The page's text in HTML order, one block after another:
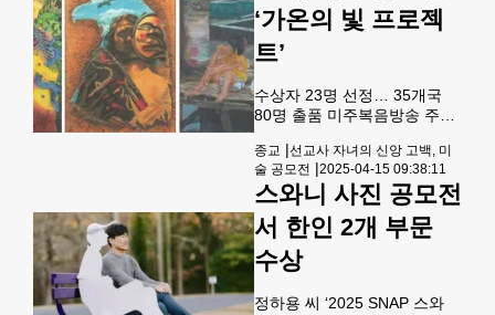
박유랑 교수가 참여한 공동연
구진은 망막 안저 사진으로
ADHD를 선별하는 AI를 개발
학령기 아동 5~8%가 보이는
신경발달장애다. 주의력 결핍
상으로 진단과 치료가 늦어지
면 학업, 사회적 관계, 정서적
발달에 영향을 미친다. ADHD
진단
‘가온의 빛 프로젝
트’
수상자 23명 선정… 35개국
80명 출품 미주복음방송 주관
녀 미술 공모전 ‘가온의 빛’ 프
로젝트 H.O.P.E.에서 대상과
최우수상을 받은 작품들. 왼쪽
부터 국하영(17세·태국) ‘생명
의 빛’, 나하린(20세·케냐) ‘미
래를 향한 날갯짓’, 배하은(16
세·필리핀) ‘무덤가 아이’.
[GBC 제공] 선교사 자녀의 예
종교 |선교사 자녀의 신앙 고백, 미
술 공모전 |2025-04-15 09:38:11
스와니 사진 공모전
서 한인 2개 부문
수상
정하용 씨 ‘2025 SNAP 스와